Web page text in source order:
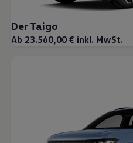
Magazin
Familie
Der Taigo
Ab 23.560,00 € inkl. MwSt.